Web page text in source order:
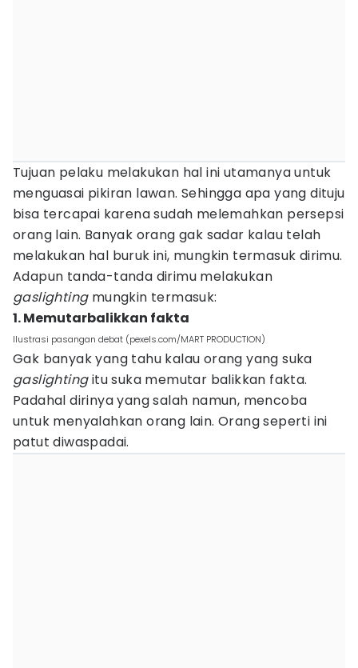
Tujuan pelaku melakukan hal ini utamanya untuk
menguasai pikiran lawan. Sehingga apa yang dituju
bisa tercapai karena sudah melemahkan persepsi
orang lain. Banyak orang gak sadar kalau telah
melakukan hal buruk ini, mungkin termasuk dirimu.
Adapun tanda-tanda dirimu melakukan
gaslightingmungkin termasuk:
1. Memutarbalikkan fakta
Ilustrasi pasangan debat (pexels.com/MART PRODUCTION)
Gak banyak yang tahu kalau orang yang suka
gaslightingitu suka memutar balikkan fakta.
Padahal dirinya yang salah namun, mencoba
untuk menyalahkan orang lain. Orang seperti ini
patut diwaspadai.